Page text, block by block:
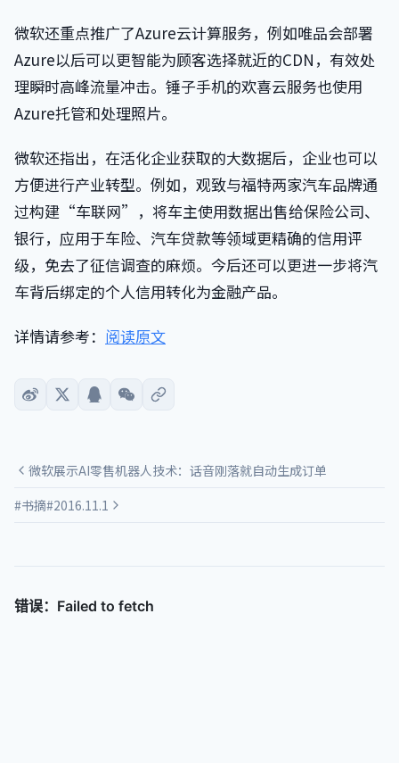
微软还重点推广了Azure云计算服务，例如唯品会部署
Azure以后可以更智能为顾客选择就近的CDN，有效处
理瞬时高峰流量冲击。锤子手机的欢喜云服务也使用
Azure托管和处理照片。
微软还指出，在活化企业获取的大数据后，企业也可以
方便进行产业转型。例如，观致与福特两家汽车品牌通
过构建“车联网”，将车主使用数据出售给保险公司、
银行，应用于车险、汽车贷款等领域更精确的信用评
级，免去了征信调查的麻烦。今后还可以更进一步将汽
车背后绑定的个人信用转化为金融产品。
详情请参考： 阅读原文
微软展示AI零售机器人技术：话音刚落就自动生成订单
#书摘#2016.11.1